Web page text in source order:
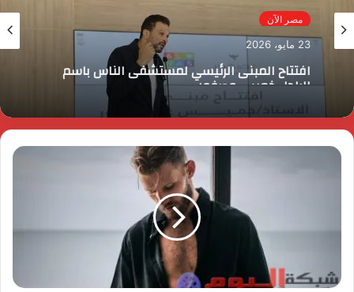
مصر الآن
23 مايو، 2026
افتتاح المبنى الرئيسي لمستشفى الناس باسم
الراحل خميس عصفور